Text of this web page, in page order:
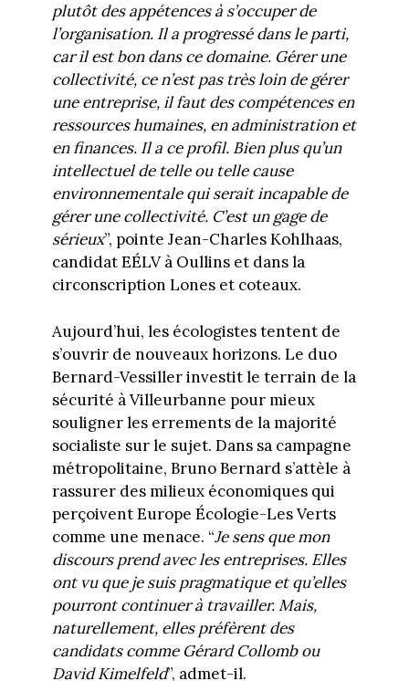
plutôt des appétences à s’occuper de
l’organisation. Il a progressé dans le parti,
car il est bon dans ce domaine. Gérer une
collectivité, ce n’est pas très loin de gérer
une entreprise, il faut des compétences en
ressources humaines, en administration et
en finances. Il a ce profil. Bien plus qu’un
intellectuel de telle ou telle cause
environnementale qui serait incapable de
gérer une collectivité. C’est un gage de
sérieux”, pointe Jean-Charles Kohlhaas,
candidat EÉLV à Oullins et dans la
circonscription Lones et coteaux.
Aujourd’hui, les écologistes tentent de
s’ouvrir de nouveaux horizons. Le duo
Bernard-Vessiller investit le terrain de la
sécurité à Villeurbanne pour mieux
souligner les errements de la majorité
socialiste sur le sujet. Dans sa campagne
métropolitaine, Bruno Bernard s’attèle à
rassurer des milieux économiques qui
perçoivent Europe Écologie-Les Verts
comme une menace. “Je sens que mon
discours prend avec les entreprises. Elles
ont vu que je suis pragmatique et qu’elles
pourront continuer à travailler. Mais,
naturellement, elles préfèrent des
candidats comme Gérard Collomb ou
David Kimelfeld”, admet-il.